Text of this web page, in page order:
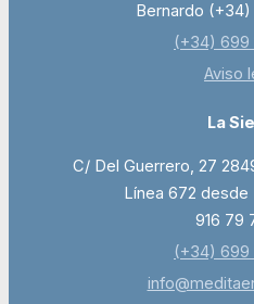
Bernardo
(+34) 699
Aviso
La
C/ Del Guerrero, 27
Línea 672
916 79
(+34) 699